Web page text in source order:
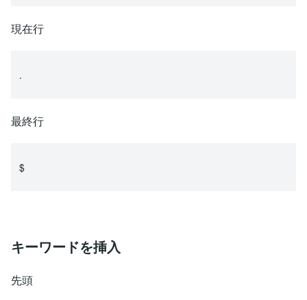
現在行
.
最終行
$
キーワードを挿入
先頭